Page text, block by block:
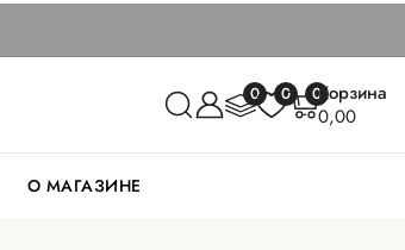
0 0 0Корзина
0,00
О МАГАЗИНЕ